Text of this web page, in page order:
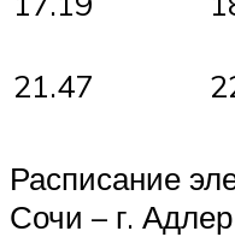
21.47
Расписание
Сочи – г. Адлер